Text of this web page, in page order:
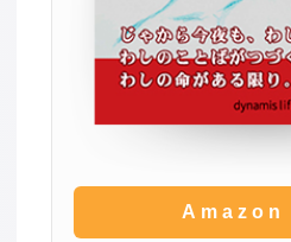
Amazon